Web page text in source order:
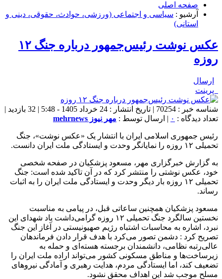
صفحه اصلی
آرشیو : سیاسی و اجتماعی (ورزشی، حوادث، حقوقی، دینی و
استانی)
عکس نوشت رئیس‌جمهور درباره جنگ ۱۲
روزه
ارسال
پرینت
شناسه خبر : 70254 | تاریخ انتشار : 24 خرداد 1405 - 5:48 | 32 بازدید |
تعداد دیدگاه : ۰ | ارسال توسط : مهر نیوز mehrnews
رئیس جمهوری اسلامی ایران با انتشار یک «عکس نوشت»، جنگ
تحمیلی ۱۲ روزه را نمایانگر وحدت و ایستادگی ملت ایران دانست.
به گزارش خبرگزاری مهر، مسعود پزشکیان در صفحه شخصی
خود، عکس نوشتی را منتشر کرد که در آن تاکید شده است: جنگ
تحمیلی ۱۲ روزه بار دیگر وحدت و ایستادگی ملت ایران را به اثبات
رساند.
مسعود پزشکیان همچنین ساعاتی قبل، در پیامی به مناسبت
نخستین سالگرد جنگ تحمیلی ۱۲ روزه گرامی‌داشت یاد شهدای این
نبرد، اشاره به محاسبات اشتباه رژیم صهیونیستی در آغاز این جنگ
تصریح کرد : دشمن تصور می‌کرد با هدف قرار دادن فرماندهان
عالی‌رتبه نظامی، دانشمندان برجسته هسته‌ای و حمله به
زیرساخت‌ها و مناطق مسکونی کشور می‌تواند اراده ملت ایران را
تضعیف کند، اما ایستادگی مردم، هدایت رهبری و آمادگی نیروهای
مسلح موجب شد این اهداف محقق نشود.